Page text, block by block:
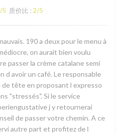
/5 质价比 : 2/5
190 a deux pour le menu à
on aurait bien voulu
passer la crème catalane semi
d avoir un café. Le responsable
de tête en proposant l expresso
"stressés". Si le service
j y retournerai
de passer votre chemin. A ce
autre part et profitez de l